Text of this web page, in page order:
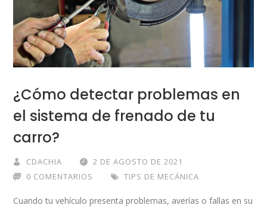
¿Cómo detectar problemas en
el sistema de frenado de tu
carro?
CDACHIA
2 DE AGOSTO DE 2021
0 COMENTARIOS
TIPS DE MECÁNICA
Cuando tu vehículo presenta problemas, averías o fallas en su